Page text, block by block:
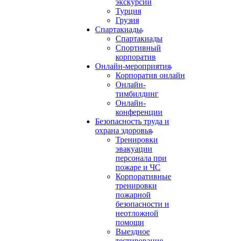
экскурсии
Турция
Грузия
Спартакиады
Спартакиады
Спортивный
корпоратив
Онлайн-мероприятия
Корпоратив онлайн
Онлайн-
тимбилдинг
Онлайн-
конференции
Безопасность труда и
охрана здоровья
Тренировки
эвакуации
персонала при
пожаре и ЧС
Корпоративные
тренировки
пожарной
безопасности и
неотложной
помощи
Выездное